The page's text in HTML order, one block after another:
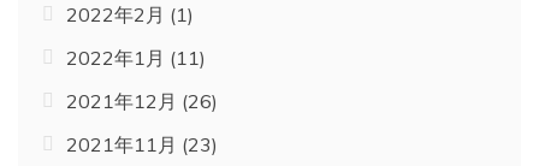
2022年2月 (1)
2022年1月 (11)
2021年12月 (26)
2021年11月 (23)